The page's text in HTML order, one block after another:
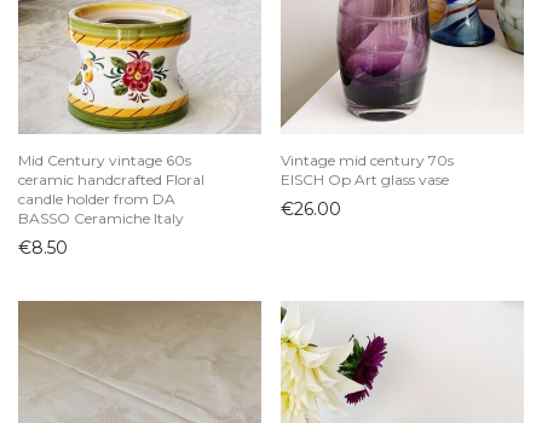
Mid Century vintage 60s
ceramic handcrafted Floral
candle holder from DA
BASSO Ceramiche Italy
€8.50
Vintage mid century 70s
EISCH Op Art glass vase
€26.00